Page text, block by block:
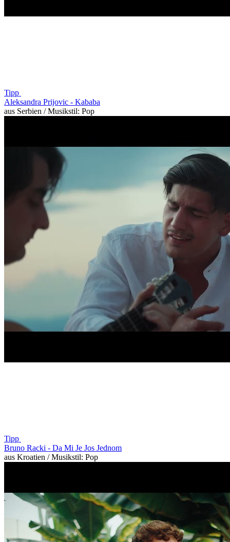
Tipp
Aleksandra Prijovic - Kababa
aus Serbien / Musikstil: Pop
Tipp
Bruno Racki - Da Mi Je Jos Jednom
aus Kroatien / Musikstil: Pop